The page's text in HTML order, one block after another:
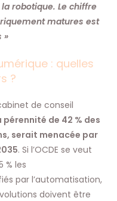
robotique. Le chiffre
matures est
»
: quelles
?
de conseil
pérennité de 42 % des
serait menacée par
. Si l’OCDE se veut
% les
par l’automatisation,
doivent être